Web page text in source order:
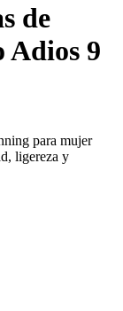
de
9
para mujer
ligereza y